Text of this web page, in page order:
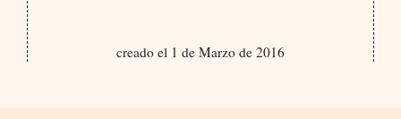
creado el 1 de Marzo de 2016